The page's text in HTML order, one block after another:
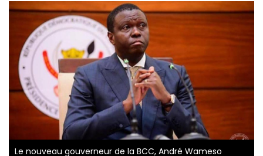
Le nouveau gouverneur de la BCC, André Wameso